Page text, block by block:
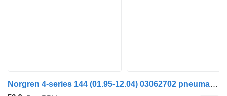
Norgren 4-series 144 (01.95-12.04) 03062702 pneumatski ventil za Scania 4-series (1995-2006) tegljača